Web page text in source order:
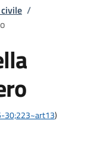
/
30;223~art13)